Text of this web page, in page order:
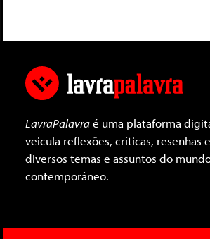
LavraPalavraé uma plataforma
veicula reflexões, críticas, resenhas
diversos temas e assuntos do
contemporâneo.